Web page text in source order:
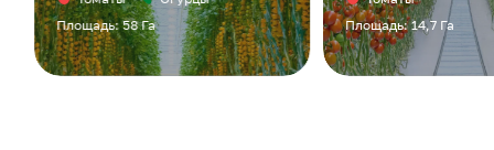
Площадь: 58 Га
Площадь: 14,7 Га